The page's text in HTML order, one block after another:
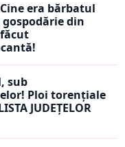
Cine era bărbatul
din
sub
Ploi torențiale
JUDEȚELOR